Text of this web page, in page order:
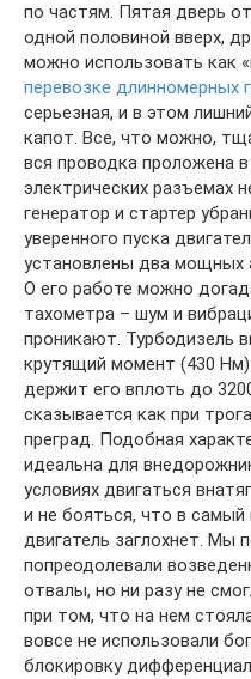
по частям. Пятая дверь
одной половиной вверх,
можно использовать как
перевозке длинномерных
серьезная, и в этом
капот. Все, что можно,
вся проводка проложена
электрических разъемах
генератор и стартер
уверенного пуска
установлены два мощных
О его работе можно
тахометра – шум и
проникают. Турбодизель
крутящий момент (430
держит его вплоть до
сказывается как при
преград. Подобная
идеальна для
условиях двигаться
и не бояться, что в
двигатель заглохнет. Мы
попреодолевали
отвалы, но ни разу не
при том, что на нем
вовсе не использовали
блокировку